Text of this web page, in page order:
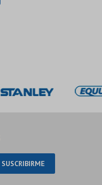
SUSCRIBIRME